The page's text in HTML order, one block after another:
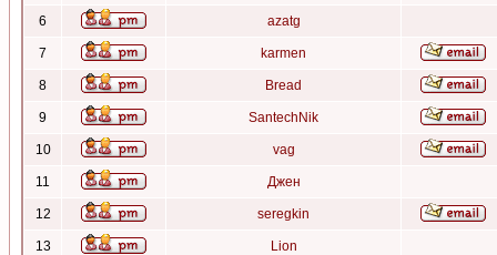
6 azatg
7 karmen
8 Bread
9 SantechNik
10 vag
11 Джен
12 seregkin
13 Lion